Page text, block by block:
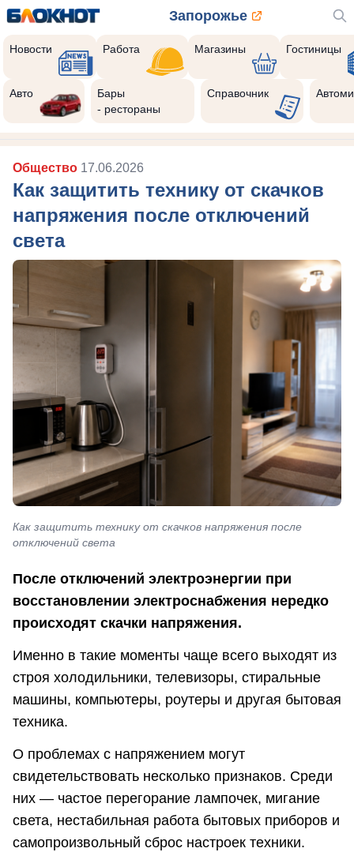
Запорожье
Новости Работа Магазины Гостиницы
Авто
Бары
- рестораны
Справочник
Общество 17.06.2026
Как защитить технику от скачков
напряжения после отключений
света
Как защитить технику от скачков напряжения после
отключений света
После отключений электроэнергии при
восстановлении электроснабжения нередко
происходят скачки напряжения.
Именно в такие моменты чаще всего выходят из
строя холодильники, телевизоры, стиральные
машины, компьютеры, роутеры и другая бытовая
техника.
О проблемах с напряжением могут
свидетельствовать несколько признаков. Среди
них — частое перегорание лампочек, мигание
света, нестабильная работа бытовых приборов и
самопроизвольный сброс настроек техники.